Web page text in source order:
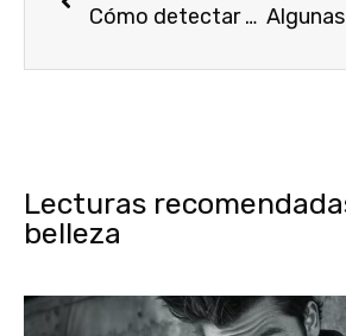
Cómo detectar un perfume falso
Lecturas
belleza